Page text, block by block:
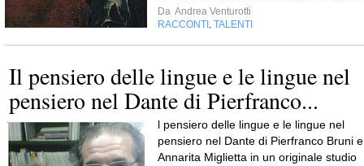
Da Andrea Venturotti
RACCONTI
TALENTI
Il pensiero delle lingue e le lingue nel
pensiero nel Dante di Pierfranco...
l pensiero delle lingue e le lingue nel
pensiero nel Dante di Pierfranco Bruni e
Annarita Miglietta in un originale studio